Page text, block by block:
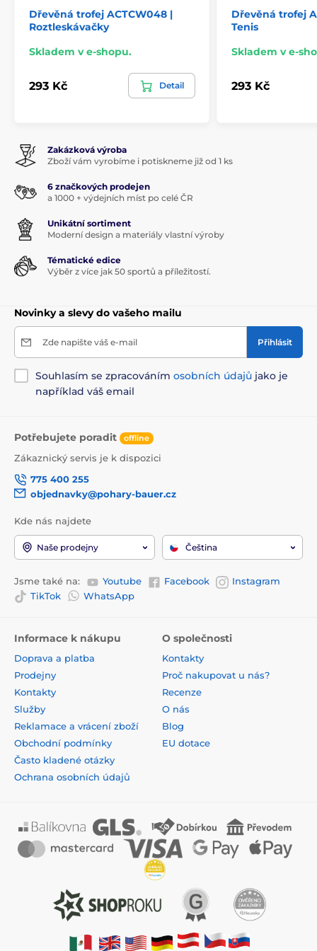
Dřevěná trofej ACTCW048 |
Roztleskávačky
Skladem v e-shopu.
293 Kč Detail
Dřevěná trofej
Tenis
Skladem v e-
293 Kč
Zakázková výroba
Zboží vám vyrobíme i potiskneme již od 1 ks
6 značkových prodejen
a 1000 + výdejních míst po celé ČR
Unikátní sortiment
Moderní design a materiály vlastní výroby
Tématické edice
Výběr z více jak 50 sportů a příležitostí.
Novinky a slevy do vašeho mailu
Zde napište váš e-mail Přihlásit
Souhlasím se zpracováním osobních údajů jako je
například váš email
Potřebujete poradit offline
Zákaznický servis je k dispozici
775 400 255
objednavky@pohary-bauer.cz
Kde nás najdete
Naše prodejny Čeština
Jsme také na: Youtube Facebook
Instagram
TikTok
WhatsApp
Informace k nákupu
Doprava a platba
Prodejny
Kontakty
Služby
Reklamace a vrácení zboží
Obchodní podmínky
Často kladené otázky
Ochrana osobních údajů
O společnosti
Kontakty
Proč nakupovat u nás?
Recenze
O nás
Blog
EU dotace